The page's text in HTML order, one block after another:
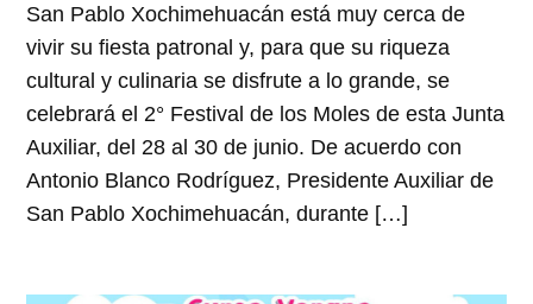
San Pablo Xochimehuacán está muy cerca de
vivir su fiesta patronal y, para que su riqueza
cultural y culinaria se disfrute a lo grande, se
celebrará el 2° Festival de los Moles de esta Junta
Auxiliar, del 28 al 30 de junio. De acuerdo con
Antonio Blanco Rodríguez, Presidente Auxiliar de
San Pablo Xochimehuacán, durante […]